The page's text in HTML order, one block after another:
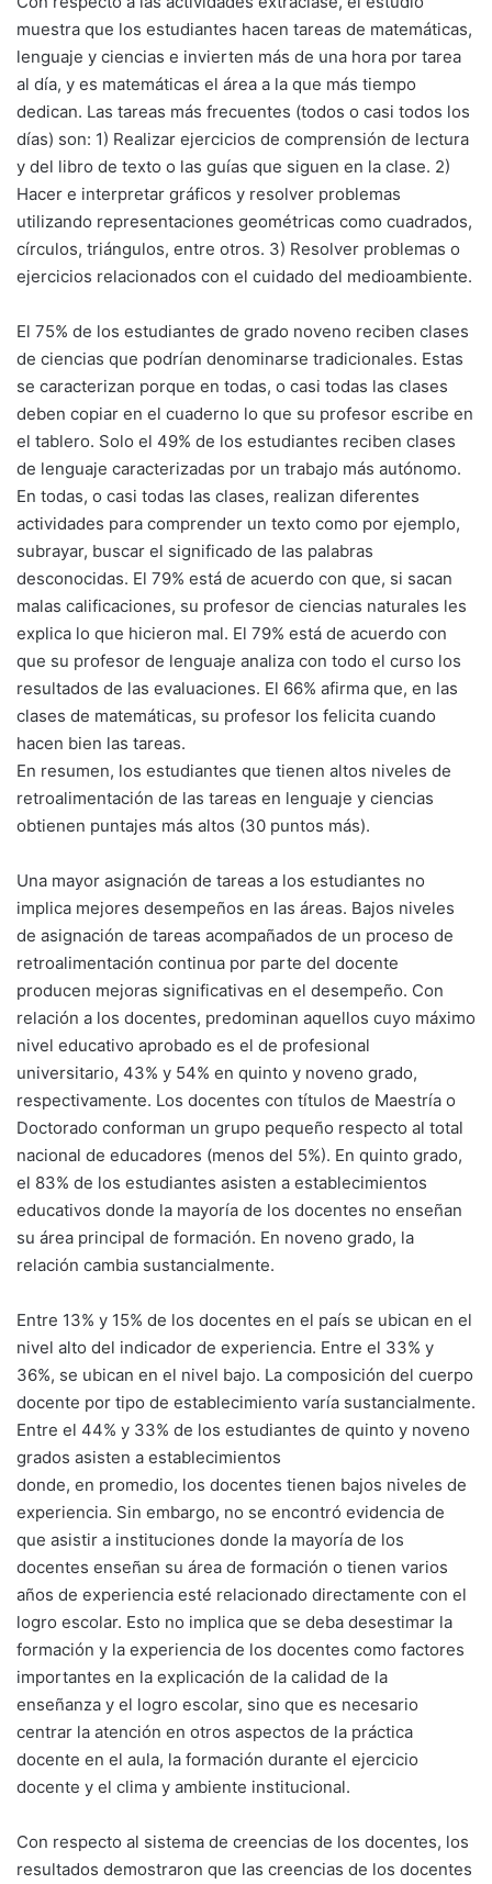
muestra que los estudiantes hacen tareas de matemáticas,
lenguaje y ciencias e invierten más de una hora por tarea
al día, y es matemáticas el área a la que más tiempo
dedican. Las tareas más frecuentes (todos o casi todos los
días) son: 1) Realizar ejercicios de comprensión de lectura
y del libro de texto o las guías que siguen en la clase. 2)
Hacer e interpretar gráficos y resolver problemas
utilizando representaciones geométricas como cuadrados,
círculos, triángulos, entre otros. 3) Resolver problemas o
ejercicios relacionados con el cuidado del medioambiente.
El 75% de los estudiantes de grado noveno reciben clases
de ciencias que podrían denominarse tradicionales. Estas
se caracterizan porque en todas, o casi todas las clases
deben copiar en el cuaderno lo que su profesor escribe en
el tablero. Solo el 49% de los estudiantes reciben clases
de lenguaje caracterizadas por un trabajo más autónomo.
En todas, o casi todas las clases, realizan diferentes
actividades para comprender un texto como por ejemplo,
subrayar, buscar el significado de las palabras
desconocidas. El 79% está de acuerdo con que, si sacan
malas calificaciones, su profesor de ciencias naturales les
explica lo que hicieron mal. El 79% está de acuerdo con
que su profesor de lenguaje analiza con todo el curso los
resultados de las evaluaciones. El 66% afirma que, en las
clases de matemáticas, su profesor los felicita cuando
hacen bien las tareas.
En resumen, los estudiantes que tienen altos niveles de
retroalimentación de las tareas en lenguaje y ciencias
obtienen puntajes más altos (30 puntos más).
Una mayor asignación de tareas a los estudiantes no
implica mejores desempeños en las áreas. Bajos niveles
de asignación de tareas acompañados de un proceso de
retroalimentación continua por parte del docente
producen mejoras significativas en el desempeño. Con
relación a los docentes, predominan aquellos cuyo máximo
nivel educativo aprobado es el de profesional
universitario, 43% y 54% en quinto y noveno grado,
respectivamente. Los docentes con títulos de Maestría o
Doctorado conforman un grupo pequeño respecto al total
nacional de educadores (menos del 5%). En quinto grado,
el 83% de los estudiantes asisten a establecimientos
educativos donde la mayoría de los docentes no enseñan
su área principal de formación. En noveno grado, la
relación cambia sustancialmente.
Entre 13% y 15% de los docentes en el país se ubican en el
nivel alto del indicador de experiencia. Entre el 33% y
36%, se ubican en el nivel bajo. La composición del cuerpo
docente por tipo de establecimiento varía sustancialmente.
Entre el 44% y 33% de los estudiantes de quinto y noveno
grados asisten a establecimientos
donde, en promedio, los docentes tienen bajos niveles de
experiencia. Sin embargo, no se encontró evidencia de
que asistir a instituciones donde la mayoría de los
docentes enseñan su área de formación o tienen varios
años de experiencia esté relacionado directamente con el
logro escolar. Esto no implica que se deba desestimar la
formación y la experiencia de los docentes como factores
importantes en la explicación de la calidad de la
enseñanza y el logro escolar, sino que es necesario
centrar la atención en otros aspectos de la práctica
docente en el aula, la formación durante el ejercicio
docente y el clima y ambiente institucional.
Con respecto al sistema de creencias de los docentes, los
resultados demostraron que las creencias de los docentes